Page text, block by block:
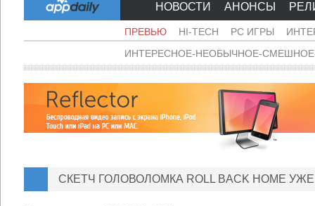
НОВОСТИ АНОНСЫ
ПРЕВЬЮ HI-TECH PC ИГРЫ
ИНТЕРЕСНОЕ-НЕОБЫЧНОЕ-
СКЕТЧ ГОЛОВОЛОМКА ROLL BACK HOME